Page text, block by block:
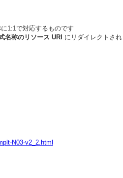
1:1で対応するものです
名称のリソース URI にリダイレクトさ
N03-v2_2.html